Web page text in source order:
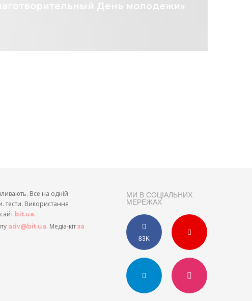
День молодежи»
МИ В СОЦІАЛЬНИХ
МЕРЕЖАХ
83K
Все на одній
тести. Використання
bit.ua.
adv@bit.ua. Медіа-кіт за